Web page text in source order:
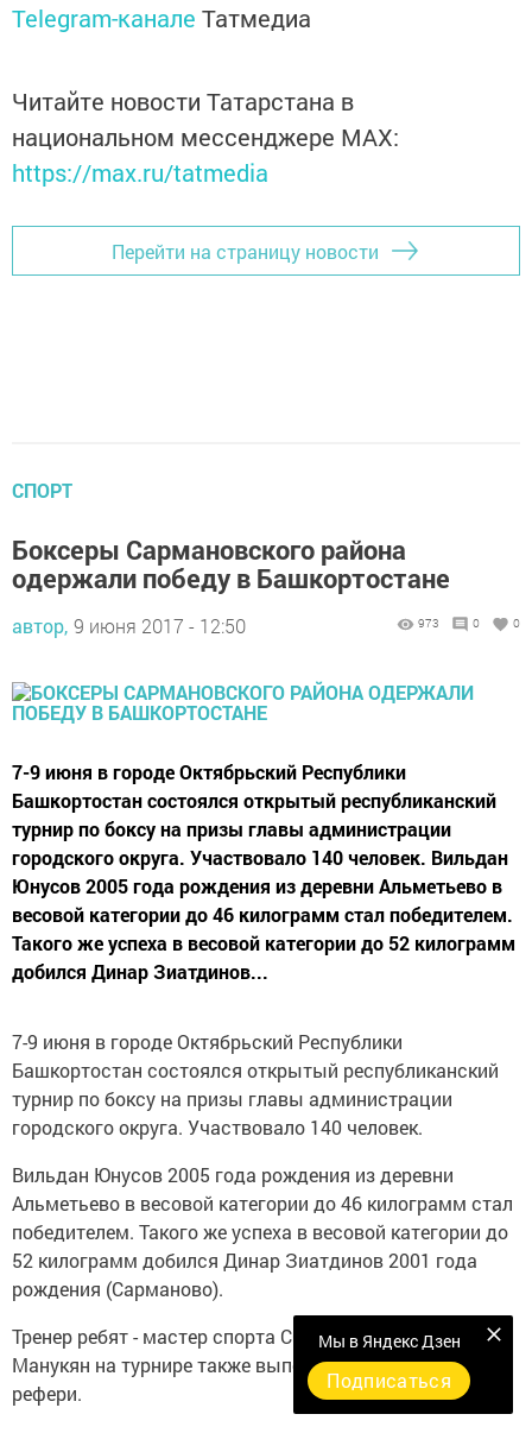
Telegram-канале Татмедиа
Читайте новости Татарстана в
национальном мессенджере MАХ:
https://max.ru/tatmedia
Перейти на страницу новости
СПОРТ
Боксеры Сармановского района
одержали победу в Башкортостане
автор, 9 июня 2017 - 12:50 973 0 0
7-9 июня в городе Октябрьский Республики
Башкортостан состоялся открытый республиканский
турнир по боксу на призы главы администрации
городского округа. Участвовало 140 человек. Вильдан
Юнусов 2005 года рождения из деревни Альметьево в
весовой категории до 46 килограмм стал победителем.
Такого же успеха в весовой категории до 52 килограмм
добился Динар Зиатдинов...
7-9 июня в городе Октябрьский Республики
Башкортостан состоялся открытый республиканский
турнир по боксу на призы главы администрации
городского округа. Участвовало 140 человек.
Вильдан Юнусов 2005 года рождения из деревни
Альметьево в весовой категории до 46 килограмм стал
победителем. Такого же успеха в весовой категории до
52 килограмм добился Динар Зиатдинов 2001 года
рождения (Сарманово).
Тренер ребят - мастер спорта СССР по боксу Артур
Манукян на турнире также выполнял обязанности
рефери.
Мы в Яндекс Дзен
Подписаться